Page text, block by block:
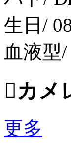
生日/
血液型/
カメ
更多